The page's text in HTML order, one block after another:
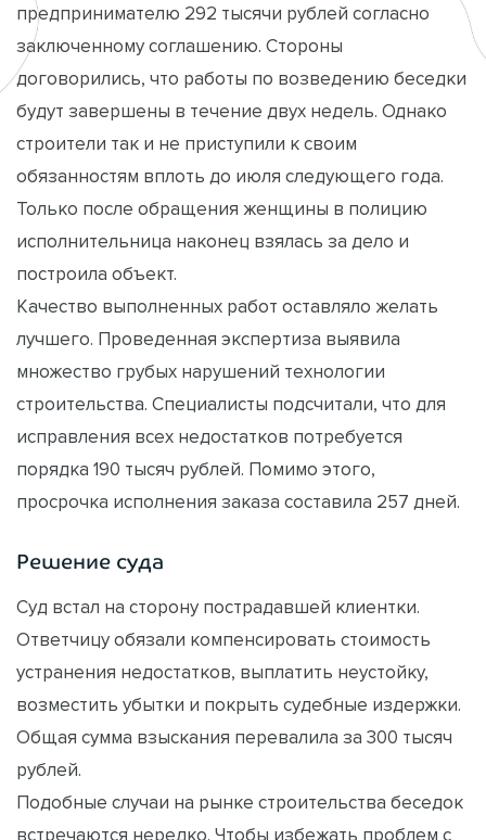
предпринимателю 292 тысячи рублей согласно
заключенному соглашению. Стороны
договорились, что работы по возведению беседки
будут завершены в течение двух недель. Однако
строители так и не приступили к своим
обязанностям вплоть до июля следующего года.
Только после обращения женщины в полицию
исполнительница наконец взялась за дело и
построила объект.
Качество выполненных работ оставляло желать
лучшего. Проведенная экспертиза выявила
множество грубых нарушений технологии
строительства. Специалисты подсчитали, что для
исправления всех недостатков потребуется
порядка 190 тысяч рублей. Помимо этого,
просрочка исполнения заказа составила 257 дней.
Решение суда
Суд встал на сторону пострадавшей клиентки.
Ответчицу обязали компенсировать стоимость
устранения недостатков, выплатить неустойку,
возместить убытки и покрыть судебные издержки.
Общая сумма взыскания перевалила за 300 тысяч
рублей.
Подобные случаи на рынке строительства беседок
встречаются нередко. Чтобы избежать проблем с